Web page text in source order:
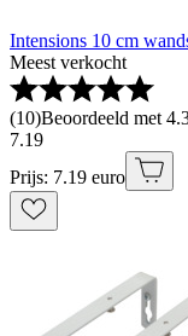
Intensions 10 cm
Meest verkocht
(10)Beoordeeld met
7.19
Prijs: 7.19 euro